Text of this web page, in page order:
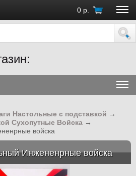
0 р.
до 18:00 (Москва)
Настольные с подставкой →
Сухопутные Войска →
войска
Инжененрные войска